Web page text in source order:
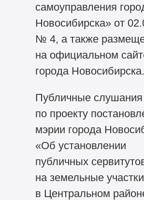
самоуправления
Новосибирска» от
№ 4, а также
на официальном
города Новосибирска.
Публичные слушания
по проекту
мэрии города
«Об установлении
публичных
на земельные участки
в Центральном